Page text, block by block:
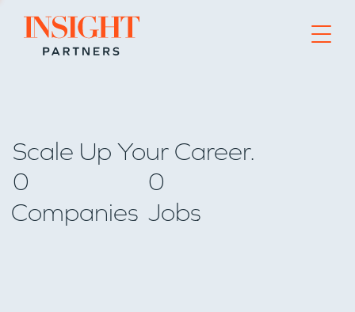
Go to home page
Scale Up Your Career.
0
Companies
0
Jobs